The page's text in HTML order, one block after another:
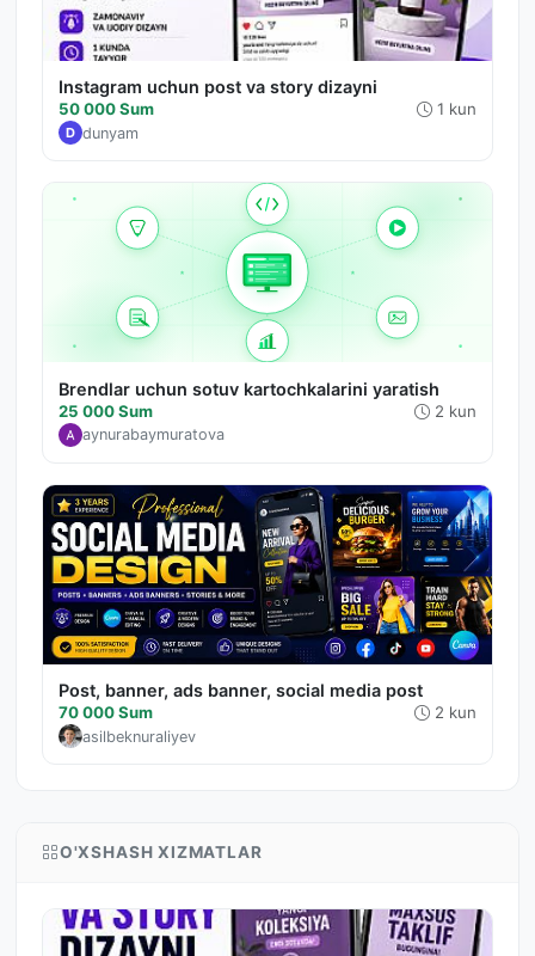
Instagram uchun post va story dizayni
50 000 Sum 1 kun
D dunyam
Brendlar uchun sotuv kartochkalarini yaratish
25 000 Sum 2 kun
aynurabaymuratova
Post, banner, ads banner, social media post
70 000 Sum 2 kun
asilbeknuraliyev
O'XSHASH XIZMATLAR